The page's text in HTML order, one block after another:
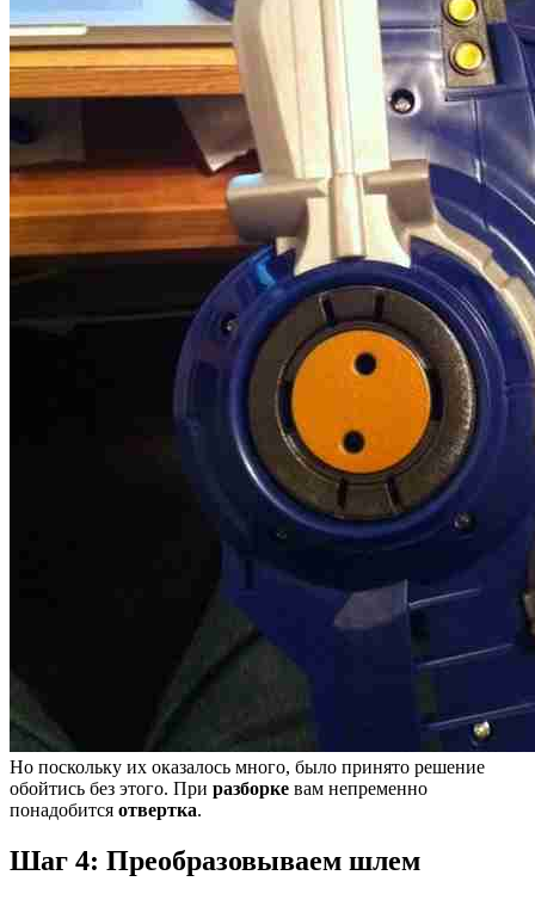
Но поскольку их оказалось много, было принято решение
обойтись без этого. При разборке вам непременно
понадобится отвертка.
Шаг 4: Преобразовываем шлем